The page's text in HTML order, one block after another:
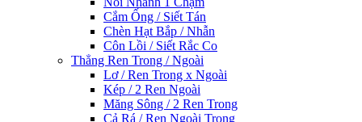
Cắm Ống / Siết Tán
Chèn Hạt Bắp / Nhẫn
Côn Lồi / Siết Rắc Co
Thẳng Ren Trong / Ngoài
Lơ / Ren Trong x Ngoài
Kép / 2 Ren Ngoài
Măng Sông / 2 Ren Trong
Cả Rá / Ren Ngoài Trong